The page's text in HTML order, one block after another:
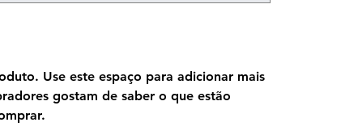
Use este espaço para adicionar mais
gostam de saber o que estão